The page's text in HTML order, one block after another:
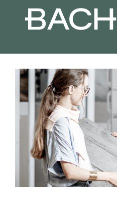
Bad + Sanitär Fliesen
Baustoffe